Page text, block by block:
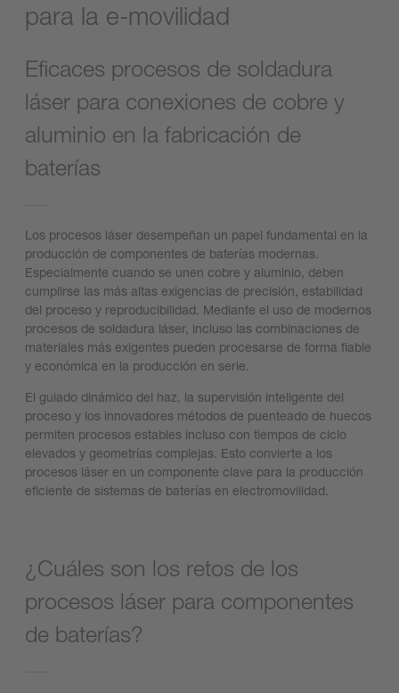
para la e-movilidad
Eficaces procesos de soldadura
láser para conexiones de cobre y
aluminio en la fabricación de
baterías
Los procesos láser desempeñan un papel fundamental en la
producción de componentes de baterías modernas.
Especialmente cuando se unen cobre y aluminio, deben
cumplirse las más altas exigencias de precisión, estabilidad
del proceso y reproducibilidad. Mediante el uso de modernos
procesos de soldadura láser, incluso las combinaciones de
materiales más exigentes pueden procesarse de forma fiable
y económica en la producción en serie.
El guiado dinámico del haz, la supervisión inteligente del
proceso y los innovadores métodos de puenteado de huecos
permiten procesos estables incluso con tiempos de ciclo
elevados y geometrías complejas. Esto convierte a los
procesos láser en un componente clave para la producción
eficiente de sistemas de baterías en electromovilidad.
¿Cuáles son los retos de los
procesos láser para componentes
de baterías?